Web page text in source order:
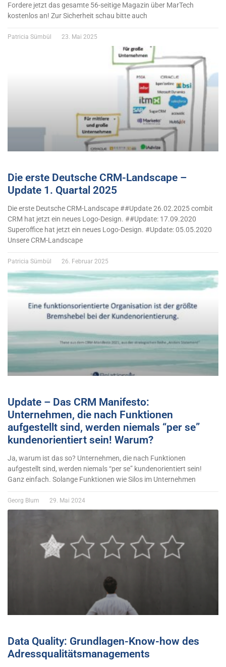
Fordere jetzt das gesamte 56-seitige Magazin über MarTech
kostenlos an! Zur Sicherheit schau bitte auch
Patricia Sümbül 23. Mai 2025
Die erste Deutsche CRM-Landscape –
Update 1. Quartal 2025
Die erste Deutsche CRM-Landscape ##Update 26.02.2025 combit
CRM hat jetzt ein neues Logo-Design. ##Update: 17.09.2020
Superoffice hat jetzt ein neues Logo-Design. #Update: 05.05.2020
Unsere CRM-Landscape
Patricia Sümbül 26. Februar 2025
Update – Das CRM Manifesto:
Unternehmen, die nach Funktionen
aufgestellt sind, werden niemals “per se”
kundenorientiert sein! Warum?
Ja, warum ist das so? Unternehmen, die nach Funktionen
aufgestellt sind, werden niemals “per se” kundenorientiert sein!
Ganz einfach. Solange Funktionen wie Silos im Unternehmen
Georg Blum 29. Mai 2024
Data Quality: Grundlagen-Know-how des
Adressqualitätsmanagements